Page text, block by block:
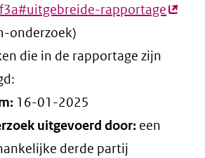
rapportage
onderzoek)
die in de rapportage zijn
16-01-2025
uitgevoerd door: een
derde partij